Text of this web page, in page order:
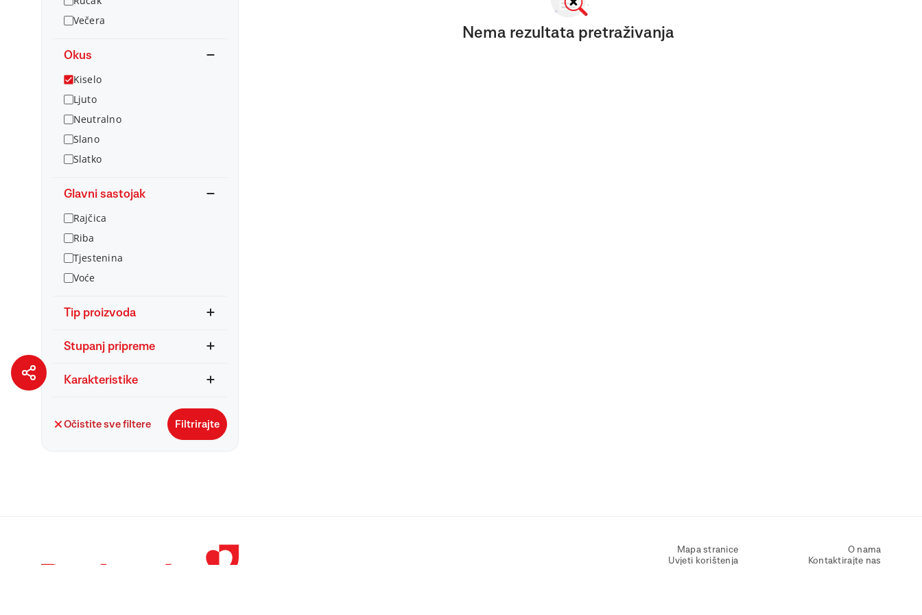
Večera
Okus
Kiselo
Ljuto
Neutralno
Slano
Slatko
Glavni sastojak
Rajčica
Riba
Tjestenina
Voće
Tip proizvoda
Stupanj pripreme
Karakteristike
Očistite sve filtere Filtrirajte
Nema rezultata pretraživanja
Mapa stranice
Uvjeti korištenja
O nama
Kontaktirajte nas